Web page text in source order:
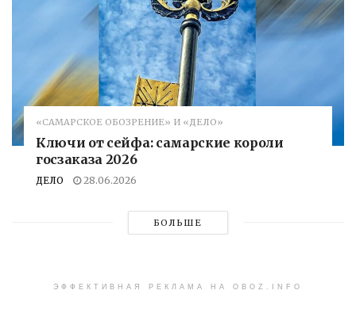
«САМАРСКОЕ ОБОЗРЕНИЕ» И «ДЕЛО»
Ключи от сейфа: самарские короли
госзаказа 2026
ДЕЛО 28.06.2026
БОЛЬШЕ
ЭФФЕКТИВНАЯ РЕКЛАМА НА OBOZ.INFO